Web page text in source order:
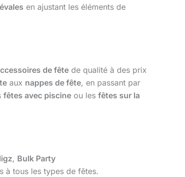
en ajustant les éléments de
de fête de qualité à des prix
aux nappes de fête, en passant par
fêtes avec piscine ou les fêtes sur la
, Bulk Party
à tous les types de fêtes.